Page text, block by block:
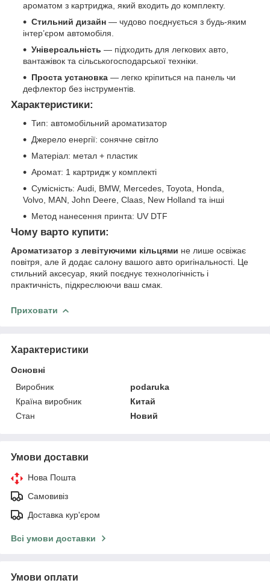
ароматом з картриджа, який входить до комплекту.
Стильний дизайн — чудово поєднується з будь-яким
інтер’єром автомобіля.
Універсальність — підходить для легкових авто,
вантажівок та сільськогосподарської техніки.
Проста установка — легко кріпиться на панель чи
дефлектор без інструментів.
Характеристики:
Тип: автомобільний ароматизатор
Джерело енергії: сонячне світло
Матеріал: метал + пластик
Аромат: 1 картридж у комплекті
Сумісність: Audi, BMW, Mercedes, Toyota, Honda,
Volvo, MAN, John Deere, Claas, New Holland та інші
Метод нанесення принта: UV DTF
Чому варто купити:
Ароматизатор з левітуючими кільцями не лише освіжає
повітря, але й додає салону вашого авто оригінальності. Це
стильний аксесуар, який поєднує технологічність і
практичність, підкреслюючи ваш смак.
Приховати
Характеристики
Основні
Виробник
podaruka
Країна виробник
Китай
Стан
Новий
Умови доставки
Нова Пошта
Самовивіз
Доставка кур'єром
Всі умови доставки
Умови оплати